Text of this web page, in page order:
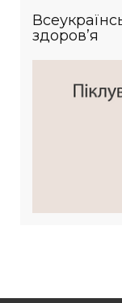
здоров’я